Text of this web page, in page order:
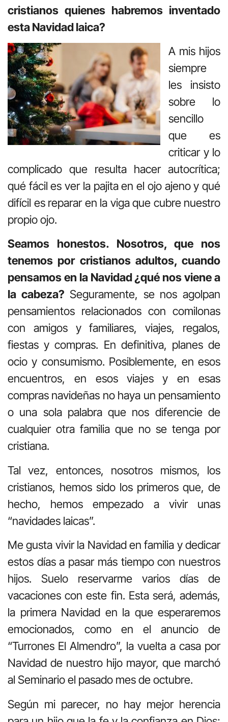
cristianos quienes habremos inventado
esta Navidad laica?
A mis hijos
siempre
les insisto
sobre lo
sencillo
que es
criticar y lo
complicado que resulta hacer autocrítica;
qué fácil es ver la pajita en el ojo ajeno y qué
difícil es reparar en la viga que cubre nuestro
propio ojo.
Seamos honestos. Nosotros, que nos
tenemos por cristianos adultos, cuando
pensamos en la Navidad ¿qué nos viene a
la cabeza? Seguramente, se nos agolpan
pensamientos relacionados con comilonas
con amigos y familiares, viajes, regalos,
fiestas y compras. En definitiva, planes de
ocio y consumismo. Posiblemente, en esos
encuentros, en esos viajes y en esas
compras navideñas no haya un pensamiento
o una sola palabra que nos diferencie de
cualquier otra familia que no se tenga por
cristiana.
Tal vez, entonces, nosotros mismos, los
cristianos, hemos sido los primeros que, de
hecho, hemos empezado a vivir unas
“navidades laicas”.
Me gusta vivir la Navidad en familia y dedicar
estos días a pasar más tiempo con nuestros
hijos. Suelo reservarme varios días de
vacaciones con este fin. Esta será, además,
la primera Navidad en la que esperaremos
emocionados, como en el anuncio de
“Turrones El Almendro”, la vuelta a casa por
Navidad de nuestro hijo mayor, que marchó
al Seminario el pasado mes de octubre.
Según mi parecer, no hay mejor herencia